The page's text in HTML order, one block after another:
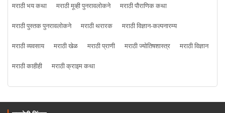
मराठी भय कथा
मराठी मूव्ही पुनरावलोकने
मराठी पौराणिक कथा
मराठी पुस्तक पुनरावलोकने
मराठी थरारक
मराठी विज्ञान-कल्पनारम्य
मराठी व्यवसाय
मराठी खेळ मराठी प्राणी मराठी ज्योतिषशास्त्र
मराठी विज्ञान
मराठी काहीही
मराठी क्राइम कथा